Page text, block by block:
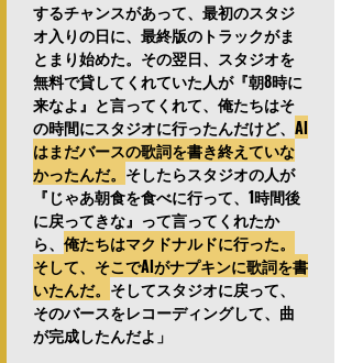
するチャンスがあって、最初のスタジ
オ入りの日に、最終版のトラックがま
とまり始めた。その翌日、スタジオを
無料で貸してくれていた人が『朝8時に
来なよ』と言ってくれて、俺たちはそ
の時間にスタジオに行ったんだけど、 Al
はまだバースの歌詞を書き終えていな
かったんだ。 そしたらスタジオの人が
『じゃあ朝食を食べに行って、1時間後
に戻ってきな』って言ってくれたか
ら、 俺たちはマクドナルドに行った。
そして、そこでAlがナプキンに歌詞を書
いたんだ。 そしてスタジオに戻って、
そのバースをレコーディングして、曲
が完成したんだよ」